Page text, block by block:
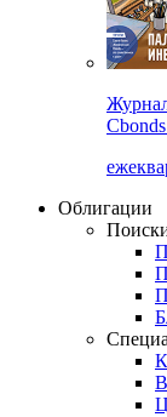
Cbonds
Облигации